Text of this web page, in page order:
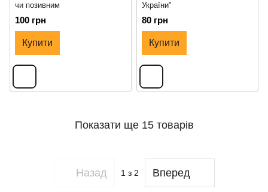
чи позивним
100 грн
Купити
України"
80 грн
Купити
Показати ще 15 товарів
Назад 1з 2 Вперед